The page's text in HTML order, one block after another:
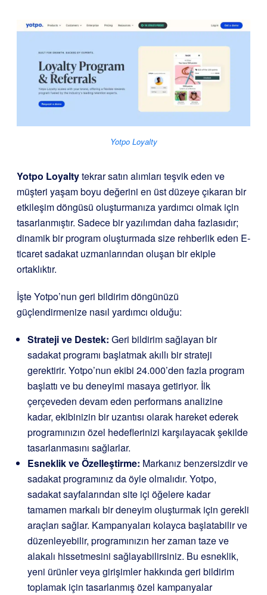
Yotpo Loyalty
Yotpo Loyaltytekrar satın alımları teşvik eden ve
müşteri yaşam boyu değerini en üst düzeye çıkaran bir
etkileşim döngüsü oluşturmanıza yardımcı olmak için
tasarlanmıştır. Sadece bir yazılımdan daha fazlasıdır;
dinamik bir program oluşturmada size rehberlik eden E-
ticaret sadakat uzmanlarından oluşan bir ekiple
ortaklıktır.
İşte Yotpo’nun geri bildirim döngünüzü
güçlendirmenize nasıl yardımcı olduğu:
Strateji ve Destek: Geri bildirim sağlayan bir
sadakat programı başlatmak akıllı bir strateji
gerektirir. Yotpo’nun ekibi 24.000’den fazla program
başlattı ve bu deneyimi masaya getiriyor. İlk
çerçeveden devam eden performans analizine
kadar, ekibinizin bir uzantısı olarak hareket ederek
programınızın özel hedeflerinizi karşılayacak şekilde
tasarlanmasını sağlarlar.
Esneklik ve Özelleştirme: Markanız benzersizdir ve
sadakat programınız da öyle olmalıdır. Yotpo,
sadakat sayfalarından site içi öğelere kadar
tamamen markalı bir deneyim oluşturmak için gerekli
araçları sağlar. Kampanyaları kolayca başlatabilir ve
düzenleyebilir, programınızın her zaman taze ve
alakalı hissetmesini sağlayabilirsiniz. Bu esneklik,
yeni ürünler veya girişimler hakkında geri bildirim
toplamak için tasarlanmış özel kampanyalar